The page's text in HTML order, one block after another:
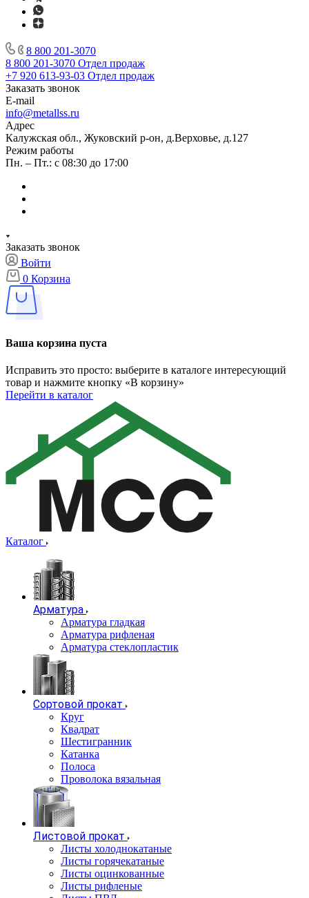
8 800 201-3070
8 800 201-3070 Отдел продаж
+7 920 613-93-03 Отдел продаж
Заказать звонок
E-mail
info@metallss.ru
Адрес
Калужская обл., Жуковский р-он, д.Верховье, д.127
Режим работы
Пн. – Пт.: с 08:30 до 17:00
Заказать звонок
Войти
0 Корзина
Ваша корзина пуста
Исправить это просто: выберите в каталоге интересующий
товар и нажмите кнопку «В корзину»
Перейти в каталог
Каталог
Арматура
Арматура гладкая
Арматура рифленая
Арматура стеклопластик
Сортовой прокат
Круг
Квадрат
Шестигранник
Катанка
Полоса
Проволока вязальная
Листовой прокат
Листы холоднокатаные
Листы горячекатаные
Листы оцинкованные
Листы рифленые